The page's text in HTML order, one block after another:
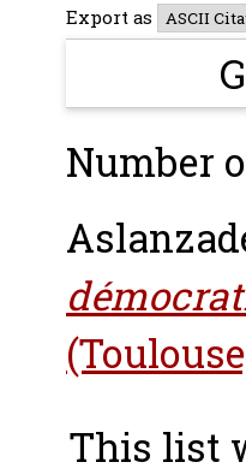
Export as
Number
This list